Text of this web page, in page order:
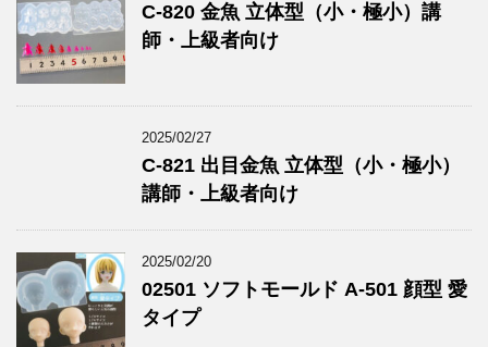
C-820 金魚 立体型（小・極小）講
師・上級者向け
2025/02/27
C-821 出目金魚 立体型（小・極小）
講師・上級者向け
2025/02/20
02501 ソフトモールド A-501 顔型 愛
タイプ